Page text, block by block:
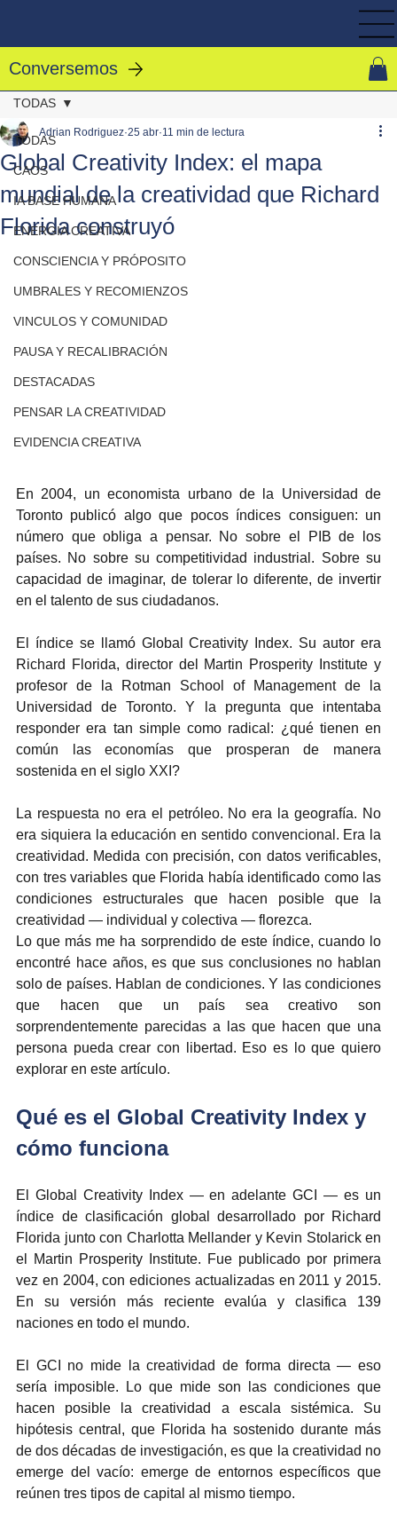
Conversemos
TODAS
CAOS
IA BASE HUMANA
ENERGIA CREATIVA
CONSCIENCIA Y PRÓPOSITO
UMBRALES Y RECOMIENZOS
VINCULOS Y COMUNIDAD
PAUSA Y RECALIBRACIÓN
DESTACADAS
PENSAR LA CREATIVIDAD
EVIDENCIA CREATIVA
TODAS
Global Creativity Index: el mapa
mundial de la creatividad que Richard
Florida construyó
Adrian Rodriguez 25 abr 11 min de lectura
En 2004, un economista urbano de la Universidad de
Toronto publicó algo que pocos índices consiguen: un
número que obliga a pensar. No sobre el PIB de los
países. No sobre su competitividad industrial. Sobre su
capacidad de imaginar, de tolerar lo diferente, de invertir
en el talento de sus ciudadanos.
El índice se llamó Global Creativity Index. Su autor era
Richard Florida, director del Martin Prosperity Institute y
profesor de la Rotman School of Management de la
Universidad de Toronto. Y la pregunta que intentaba
responder era tan simple como radical: ¿qué tienen en
común las economías que prosperan de manera
sostenida en el siglo XXI?
La respuesta no era el petróleo. No era la geografía. No
era siquiera la educación en sentido convencional. Era la
creatividad. Medida con precisión, con datos verificables,
con tres variables que Florida había identificado como las
condiciones estructurales que hacen posible que la
creatividad — individual y colectiva — florezca.
Lo que más me ha sorprendido de este índice, cuando lo
encontré hace años, es que sus conclusiones no hablan
solo de países. Hablan de condiciones. Y las condiciones
que hacen que un país sea creativo son
sorprendentemente parecidas a las que hacen que una
persona pueda crear con libertad. Eso es lo que quiero
explorar en este artículo.
Qué es el Global Creativity Index y
cómo funciona
El Global Creativity Index — en adelante GCI — es un
índice de clasificación global desarrollado por Richard
Florida junto con Charlotta Mellander y Kevin Stolarick en
el Martin Prosperity Institute. Fue publicado por primera
vez en 2004, con ediciones actualizadas en 2011 y 2015.
En su versión más reciente evalúa y clasifica 139
naciones en todo el mundo.
El GCI no mide la creatividad de forma directa — eso
sería imposible. Lo que mide son las condiciones que
hacen posible la creatividad a escala sistémica. Su
hipótesis central, que Florida ha sostenido durante más
de dos décadas de investigación, es que la creatividad no
emerge del vacío: emerge de entornos específicos que
reúnen tres tipos de capital al mismo tiempo.